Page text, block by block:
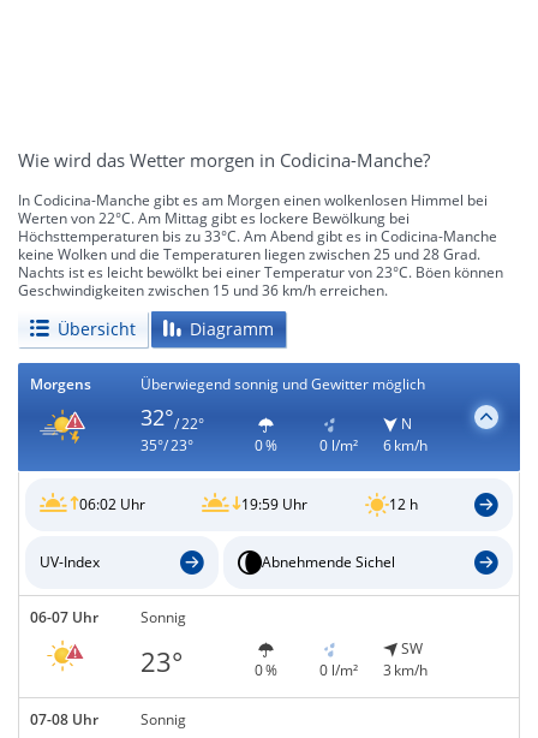
Wie wird das Wetter morgen in Codicina-Manche?
In Codicina-Manche gibt es am Morgen einen wolkenlosen Himmel bei
Werten von 22°C. Am Mittag gibt es lockere Bewölkung bei
Höchsttemperaturen bis zu 33°C. Am Abend gibt es in Codicina-Manche
keine Wolken und die Temperaturen liegen zwischen 25 und 28 Grad.
Nachts ist es leicht bewölkt bei einer Temperatur von 23°C. Böen können
Geschwindigkeiten zwischen 15 und 36 km/h erreichen.
Übersicht Diagramm
Morgens Überwiegend sonnig und Gewitter möglich
32°/ 22°
35°/ 23°
0 % 0 l/m²
N
6 km/h
06:02 Uhr 19:59 Uhr 12 h
UV-Index Abnehmende Sichel
06-07 Uhr Sonnig
23° 0 % 0 l/m²
SW
3 km/h
07-08 Uhr Sonnig